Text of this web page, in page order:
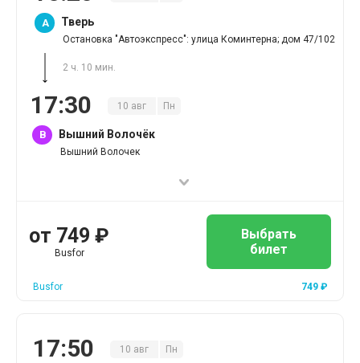
A Тверь
Остановка "Автоэкспресс": улица Коминтерна; дом 47/102
2 ч. 10 мин.
17:30 10 авг Пн
B Вышний Волочёк
Вышний Волочек
от 749 ₽
Busfor
Выбрать
билет
Busfor 749 ₽
17:50 10 авг Пн